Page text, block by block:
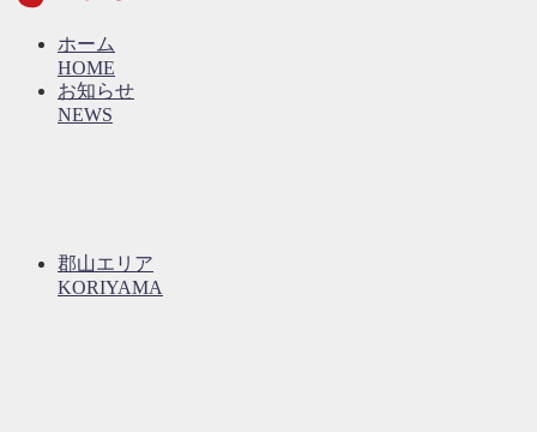
ホーム
HOME
お知らせ
NEWS
郡山エリア
KORIYAMA